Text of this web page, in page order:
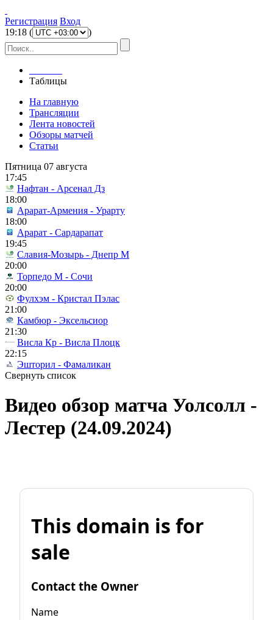
Регистрация Вход
19:18 ( )
Таблицы
На главную
Трансляции
Лента новостей
Обзоры матчей
Статьи
Пятница 07 августа
17:45
Нафтан - Арсенал Дз
18:00
Арарат-Армения - Урарту
18:00
Арарат - Сардарапат
19:45
Славия-Мозырь - Днепр М
20:00
Торпедо М - Сочи
20:00
Фулхэм - Кристал Пэлас
21:00
Камбюр - Эксельсиор
21:30
Висла Кр - Висла Плоцк
22:15
Эшторил - Фамаликан
Свернуть список
Видео обзор матча Уолсолл -
Лестер (24.09.2024)